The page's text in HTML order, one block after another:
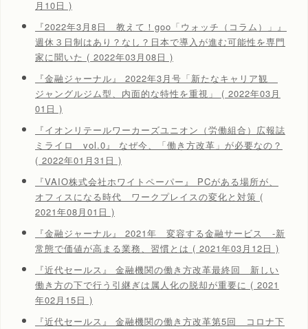
月10日 )
『2022年3月8日 教えて！goo「ウォッチ（コラム）」』
週休３日制はあり？なし？日本で導入が進む可能性を専門
家に聞いた ( 2022年03月08日 )
『金融ジャーナル』 2022年3月号「新たなキャリア観
ジャングルジム型、内面的な特性を重視」 ( 2022年03月
01日 )
『イオンリテールワーカーズユニオン（労働組合）広報誌
ミライロ vol.0』 なぜ今、「働き方改革」が必要なの？
( 2022年01月31日 )
『VAIO株式会社ホワイトペーパー』 PCがある場所が、
オフィスになる時代 ワークプレイスの変化と対策 (
2021年08月01日 )
『金融ジャーナル』 2021年 変容する金融サービス -新
常態で価値が高まる業務、習慣とは ( 2021年03月12日 )
『近代セールス』 金融機関の働き方改革最終回 新しい
働き方の下で行う引継ぎは属人化の脱却が重要に ( 2021
年02月15日 )
『近代セールス』 金融機関の働き方改革第5回 コロナ下